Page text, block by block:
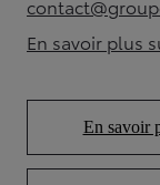
En savoir plus
En savoir